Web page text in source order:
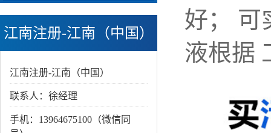
江南注册-江南（中国）
江南注册-江南（中国）
联系人：徐经理
手机：13964675100（微信同
好； 可
液根据